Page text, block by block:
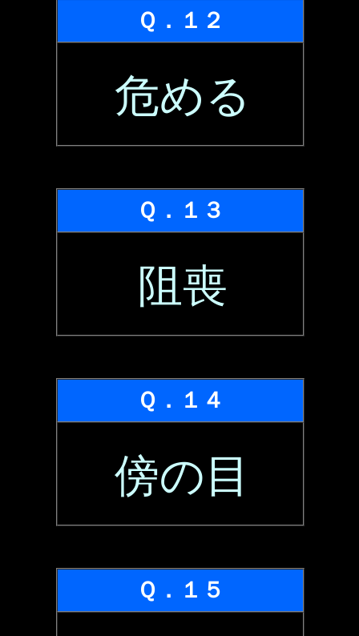
Ｑ．１２
危める
Ｑ．１３
阻喪
Ｑ．１４
傍の目
Ｑ．１５